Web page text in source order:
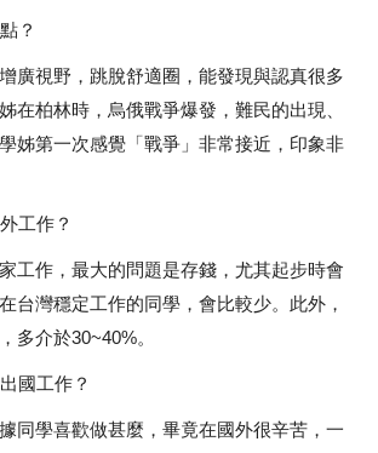
？
廣視野，跳脫舒適圈，能發現與認真很多
在柏林時，烏俄戰爭爆發，難民的出現、
姊第一次感覺「戰爭」非常接近，印象非
工作？
工作，最大的問題是存錢，尤其起步時會
台灣穩定工作的同學，會比較少。此外，
多介於30~40%。
國工作？
同學喜歡做甚麼，畢竟在國外很辛苦，一